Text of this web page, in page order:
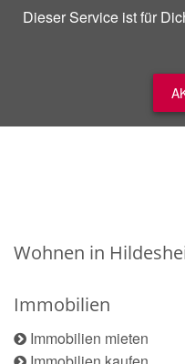
Dieser Service ist für
Wohnen in
Immobilien
Immobilien mieten